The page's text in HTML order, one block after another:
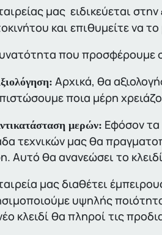
μας ειδικεύεται στην
και επιθυμείτε να
που προσφέρουμε
Αρχικά, θα
ποια μέρη
μερών: Εφόσον τα
τεχνικών μας θα
Αυτό θα ανανεώσει το
μας διαθέτει
υψηλής
κλειδί θα πληροί τις